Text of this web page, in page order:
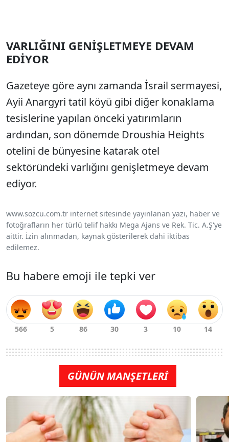
VARLIĞINI GENİŞLETMEYE DEVAM
EDİYOR
Gazeteye göre aynı zamanda İsrail sermayesi,
Ayii Anargyri tatil köyü gibi diğer konaklama
tesislerine yapılan önceki yatırımların
ardından, son dönemde Droushia Heights
otelini de bünyesine katarak otel
sektöründeki varlığını genişletmeye devam
ediyor.
www.sozcu.com.tr internet sitesinde yayınlanan yazı, haber ve
fotoğrafların her türlü telif hakkı Mega Ajans ve Rek. Tic. A.Ş'ye
aittir. İzin alınmadan, kaynak gösterilerek dahi iktibas
edilemez.
Bu habere emoji ile tepki ver
GÜNÜN MANŞETLERİ